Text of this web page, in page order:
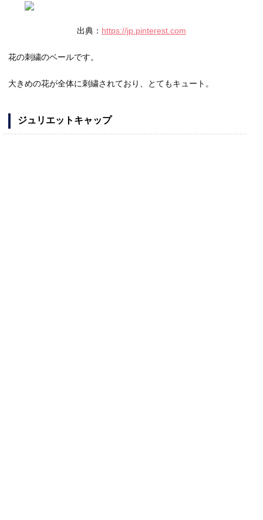
出典： https://jp.pinterest.com
花の刺繍のベールです。
大きめの花が全体に刺繍されており、とてもキュート。
ジュリエットキャップ